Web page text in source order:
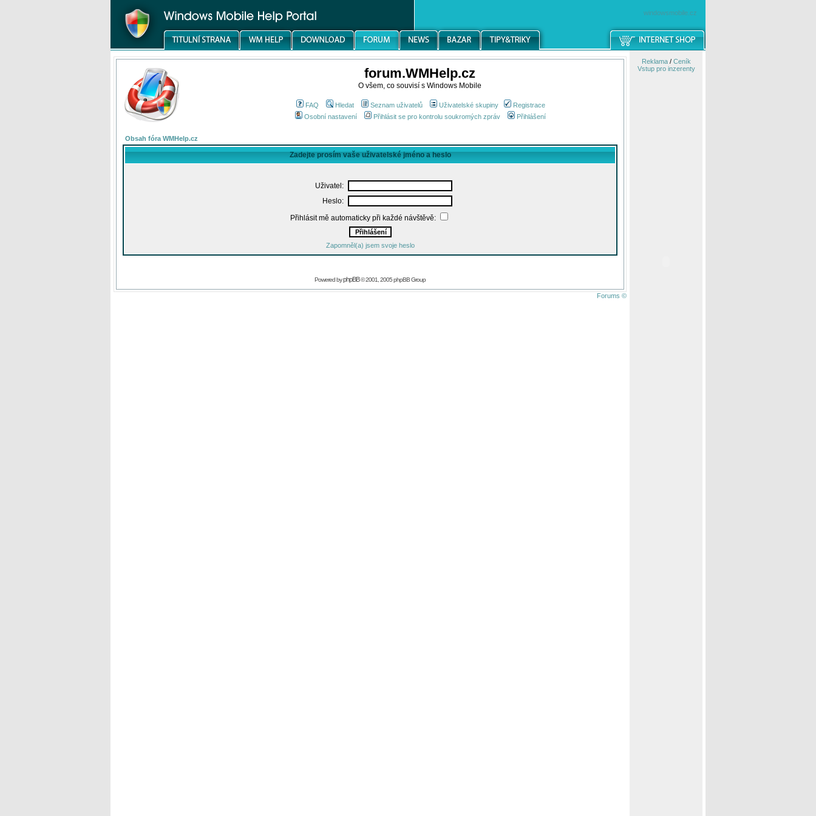
windowsmobile.cz
forum.WMHelp.cz
O všem, co souvisí s Windows Mobile
FAQ Hledat Seznam uživatelů Uživatelské skupiny
Registrace
Osobní nastavení
Přihlásit se pro kontrolu soukromých zpráv Přihlášení
Obsah fóra WMHelp.cz
Zadejte prosím vaše uživatelské jméno a heslo
Uživatel:
Heslo:
Přihlásit mě automaticky při každé návštěvě:
Zapomněl(a) jsem svoje heslo
Powered byphpBB© 2001, 2005 phpBB Group
Forums ©
Reklama/ Ceník
Vstup pro inzerenty